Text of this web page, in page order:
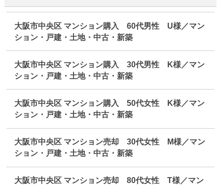
大阪市中央区 マンション購入 60代男性 U様／マン
ション・戸建・土地・中古・新築
大阪市中央区 マンション購入 30代男性 K様／マン
ション・戸建・土地・中古・新築
大阪市中央区 マンション購入 50代女性 K様／マン
ション・戸建・土地・中古・新築
大阪市中央区 マンション売却 30代女性 M様／マン
ション・戸建・土地・中古・新築
大阪市中央区 マンション売却 80代女性 T様／マン